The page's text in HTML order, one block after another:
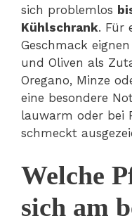
sich problemlos
Kühlschrank. Für
Geschmack
und Oliven als
Oregano, Minze
eine besondere
lauwarm oder bei
schmeckt
Welche
sich am